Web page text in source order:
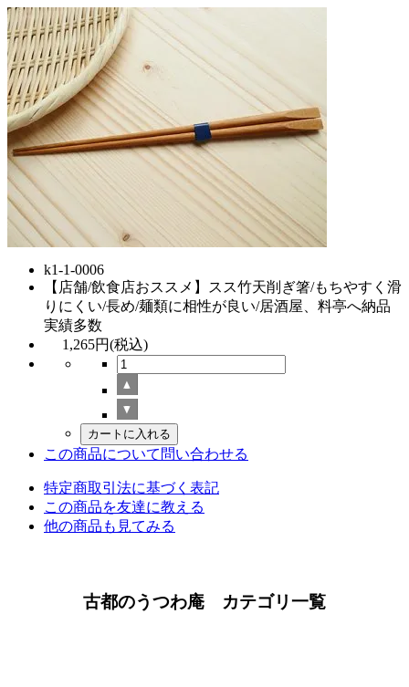
k1-1-0006
【店舗/飲食店おススメ】スス竹天削ぎ箸/もちやすく滑
りにくい/長め/麺類に相性が良い/居酒屋、料亭へ納品
実績多数
1,265円(税込)
この商品について問い合わせる
特定商取引法に基づく表記
この商品を友達に教える
他の商品も見てみる
古都のうつわ庵 カテゴリ一覧